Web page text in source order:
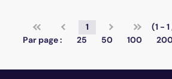
1
(1 - 1
Par page :
25 50 100